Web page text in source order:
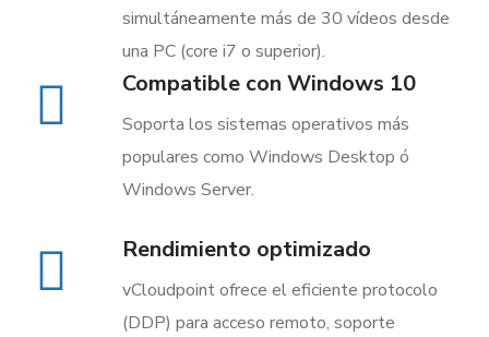
simultáneamente más de 30 vídeos desde
una PC (core i7 o superior).
Compatible con Windows 10
Soporta los sistemas operativos más
populares como Windows Desktop ó
Windows Server.
Rendimiento optimizado
vCloudpoint ofrece el eficiente protocolo
(DDP) para acceso remoto, soporte